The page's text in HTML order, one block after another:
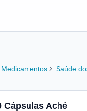
Medicamentos Saúde
Cápsulas Aché